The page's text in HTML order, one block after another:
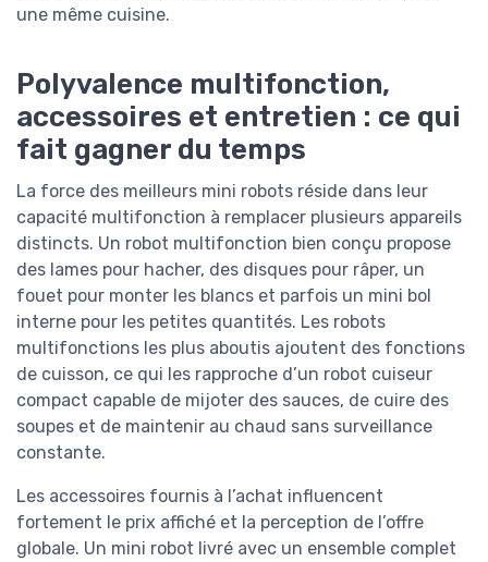
une même cuisine.
Polyvalence multifonction,
accessoires et entretien : ce qui
fait gagner du temps
La force des meilleurs mini robots réside dans leur
capacité multifonction à remplacer plusieurs appareils
distincts. Un robot multifonction bien conçu propose
des lames pour hacher, des disques pour râper, un
fouet pour monter les blancs et parfois un mini bol
interne pour les petites quantités. Les robots
multifonctions les plus aboutis ajoutent des fonctions
de cuisson, ce qui les rapproche d’un robot cuiseur
compact capable de mijoter des sauces, de cuire des
soupes et de maintenir au chaud sans surveillance
constante.
Les accessoires fournis à l’achat influencent
fortement le prix affiché et la perception de l’offre
globale. Un mini robot livré avec un ensemble complet